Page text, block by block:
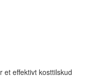
et effektivt kosttilskud